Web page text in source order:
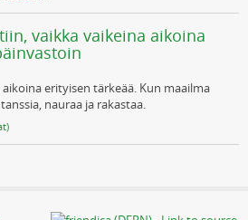
vaikka vaikeina aikoina
erityisen tärkeää. Kun maailma
nauraa ja rakastaa.